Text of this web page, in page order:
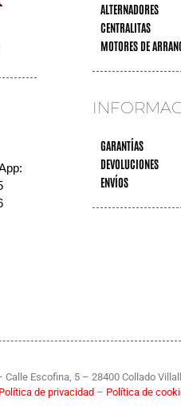
ALTERNADORES
CENTRALITAS
MOTORES DE
GARANTÍAS
DEVOLUCIONES
ENVÍOS
Escofina, 5 – 28400 Collado
Política de privacidad – Política de